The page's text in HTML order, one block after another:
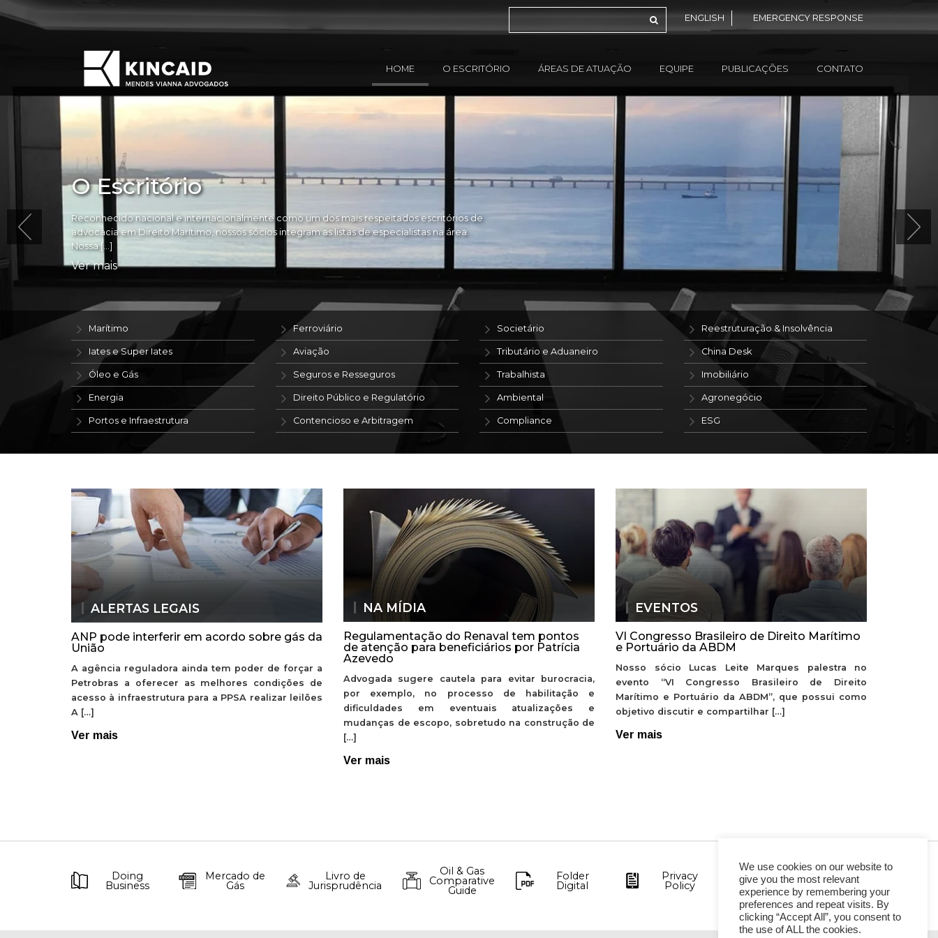
ENGLISH EMERGENCY RESPONSE
HOME O ESCRITÓRIO ÁREAS DE ATUAÇÃO EQUIPE PUBLICAÇÕES CONTATO
O Escritório
Reconhecido nacional e internacionalmente como um dos mais respeitados escritórios de
advocacia em Direito Marítimo, nossos sócios integram as listas de especialistas na área.
Nossa […]
Ver mais
Marítimo
Iates e Super Iates
Óleo e Gás
Energia
Portos e Infraestrutura
Ferroviário
Aviação
Seguros e Resseguros
Direito Público e Regulatório
Contencioso e Arbitragem
Societário
Tributário e Aduaneiro
Trabalhista
Ambiental
Compliance
Reestruturação & Insolvência
China Desk
Imobiliário
Agronegócio
ESG
ALERTAS LEGAIS
ANP pode interferir em acordo sobre gás da
União
A agência reguladora ainda tem poder de forçar a
Petrobras a oferecer as melhores condições de
acesso à infraestrutura para a PPSA realizar leilões
A […]
Ver mais
NA MÍDIA
Regulamentação do Renaval tem pontos
de atenção para beneficiários por Patrícia
Azevedo
Advogada sugere cautela para evitar burocracia,
por exemplo, no processo de habilitação e
dificuldades em eventuais atualizações e
mudanças de escopo, sobretudo na construção de
[…]
Ver mais
EVENTOS
VI Congresso Brasileiro de Direito Marítimo
e Portuário da ABDM
Nosso sócio Lucas Leite Marques palestra no
evento “VI Congresso Brasileiro de Direito
Marítimo e Portuário da ABDM”, que possui como
objetivo discutir e compartilhar […]
Ver mais
Doing
Business
Mercado de
Gás
Livro de
Jurisprudência
Oil & Gas
Comparative
Guide
Folder
Digital
Privacy
Policy
We use cookies on our website to
give you the most relevant
experience by remembering your
preferences and repeat visits. By
clicking “Accept All”, you consent to
the use of ALL the cookies.